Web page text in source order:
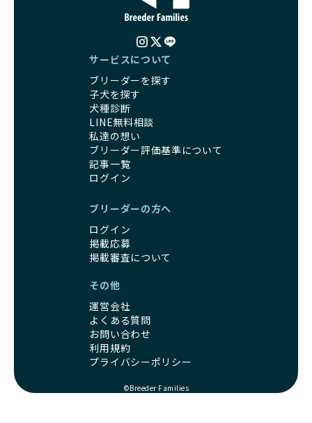
サービスについて
ブリーダーを探す
子犬を探す
犬種診断
LINE無料相談
私達の想い
ブリーダー評価基準について
記事一覧
ログイン
ブリーダーの方へ
ログイン
掲載応募
掲載審査について
その他
運営会社
よくある質問
お問い合わせ
利用規約
プライバシーポリシー
©Breeder Families